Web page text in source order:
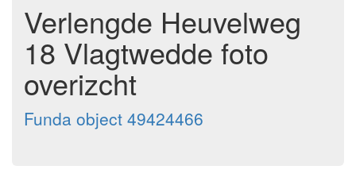
Verlengde Heuvelweg
18 Vlagtwedde foto
overizcht
Funda object 49424466